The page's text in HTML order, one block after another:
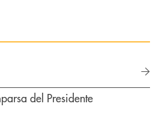
del Presidente